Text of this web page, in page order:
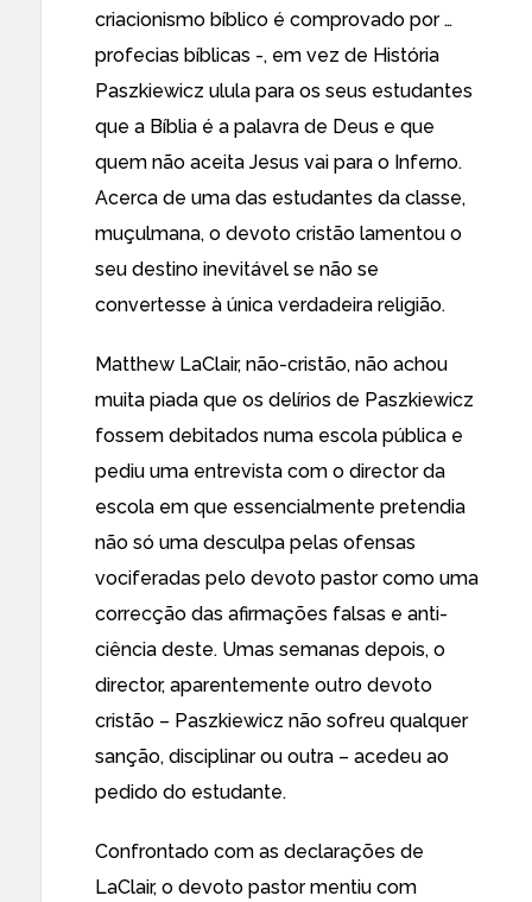
criacionismo bíblico é comprovado por …
profecias bíblicas -, em vez de História
Paszkiewicz ulula para os seus estudantes
que a Bíblia é a palavra de Deus e que
quem não aceita Jesus vai para o Inferno.
Acerca de uma das estudantes da classe,
muçulmana, o devoto cristão lamentou o
seu destino inevitável se não se
convertesse à única verdadeira religião.
Matthew LaClair, não-cristão, não achou
muita piada que os delírios de Paszkiewicz
fossem debitados numa escola pública e
pediu uma entrevista com o director da
escola em que essencialmente pretendia
não só uma desculpa pelas ofensas
vociferadas pelo devoto pastor como uma
correcção das afirmações falsas e anti-
ciência deste. Umas semanas depois, o
director, aparentemente outro devoto
cristão – Paszkiewicz não sofreu qualquer
sanção, disciplinar ou outra – acedeu ao
pedido do estudante.
Confrontado com as declarações de
LaClair, o devoto pastor mentiu com